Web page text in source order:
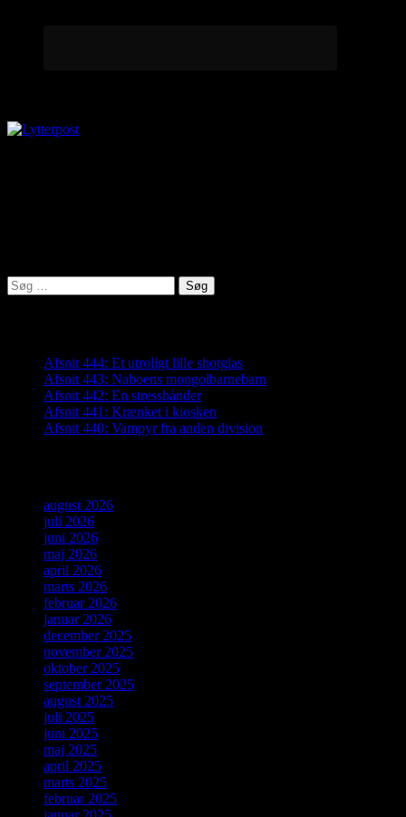
Søg
efter:
Afsnit 444: Et utroligt lille shotglas
Afsnit 443: Naboens mongolbarnebarn
Afsnit 442: En stresshånder
Afsnit 441: Krænket i kiosken
Afsnit 440: Vampyr fra anden division
august 2026
juli 2026
juni 2026
maj 2026
april 2026
marts 2026
februar 2026
januar 2026
december 2025
november 2025
oktober 2025
september 2025
august 2025
juli 2025
juni 2025
maj 2025
april 2025
marts 2025
februar 2025